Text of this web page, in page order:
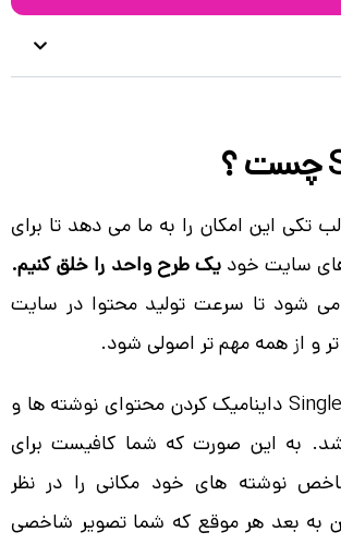
تکی این امکان را به ما می دهد تا برای
های سایت خودیک طرح واحد را خلق کنیم.
شود تا سرعت تولید محتوا در سایت
و از همه مهم تر اصولی شود.
هدف اصلی قالب Single داینامیک کردن محتوای نوشته ها و
به این صورت که شما کافیست برای
نوشته های خود مکانی را در نظر
به بعد هر موقع که شما تصویر شاخصی